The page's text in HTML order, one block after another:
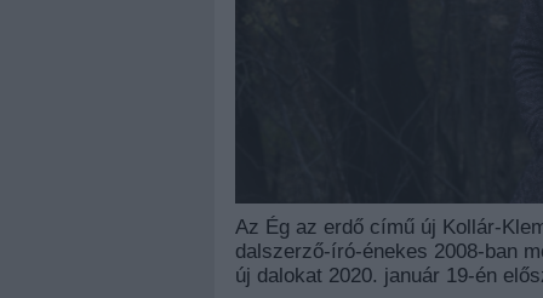
Az Ég az erdő című új Kollár-
dalszerző-író-énekes 2008-ban
új dalokat 2020. január 19-én